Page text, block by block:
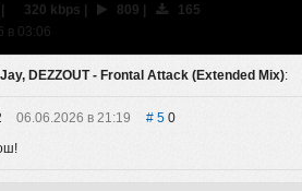
| 320 kbps | 809 |
165
в 03:06
DEZZOUT - Frontal Attack (Extended Mix):
06.06.2026 в 21:19 50